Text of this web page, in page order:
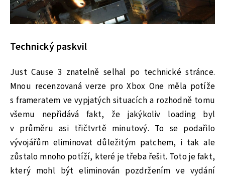
Technický paskvil
Just Cause 3 znatelně selhal po technické stránce.
Mnou recenzovaná verze pro Xbox One měla potíže
s frameratem ve vypjatých situacích a rozhodně tomu
všemu nepřidává fakt, že jakýkoliv loading byl
v průměru asi třičtvrtě minutový. To se podařilo
vývojářům eliminovat důležitým patchem, i tak ale
zůstalo mnoho potíží, které je třeba řešit. Toto je fakt,
který mohl být eliminován pozdržením ve vydání